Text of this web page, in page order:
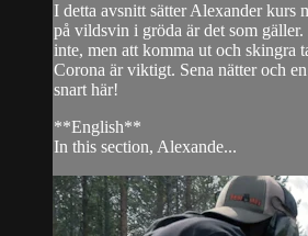
I detta avsnitt sätter Alexander kurs
på vildsvin i gröda är det som
inte, men att komma ut och skingra
Corona är viktigt. Sena nätter och
snart här!
**English**
In this section, Alexande...